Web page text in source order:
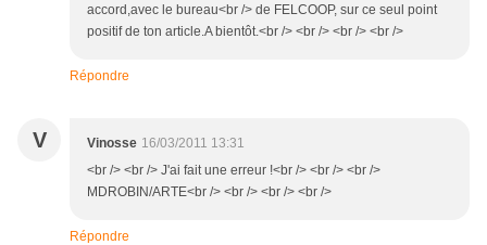
accord,avec le bureau<br /> de FELCOOP, sur ce seul point
positif de ton article.A bientôt.<br /> <br /> <br /> <br />
Répondre
V Vinosse 16/03/2011 13:31
<br /> <br /> J'ai fait une erreur !<br /> <br /> <br />
MDROBIN/ARTE<br /> <br /> <br /> <br />
Répondre